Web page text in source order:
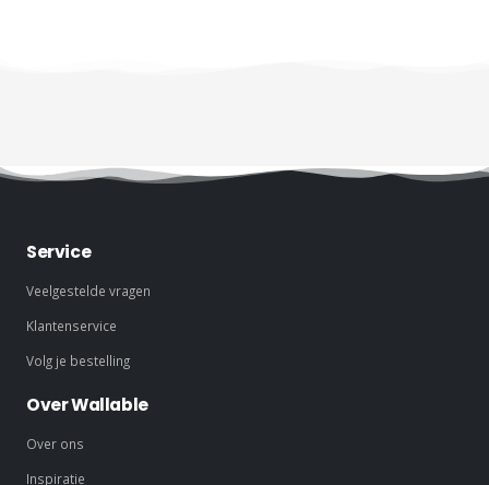
Service
Veelgestelde vragen
Klantenservice
Volg je bestelling
Over Wallable
Over ons
Inspiratie